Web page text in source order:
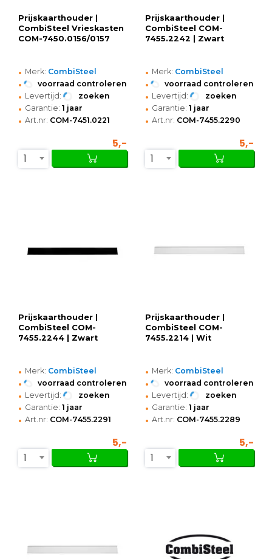
Prijskaarthouder |
CombiSteel Vrieskasten
COM-7450.0156/0157
• Merk: CombiSteel
• voorraad controleren
• Levertijd: zoeken
• Garantie: 1 jaar
• Art.nr: COM-7451.0221
5,-
1
Prijskaarthouder |
CombiSteel COM-
7455.2242 | Zwart
• Merk: CombiSteel
• voorraad controleren
• Levertijd: zoeken
• Garantie: 1 jaar
• Art.nr: COM-7455.2290
5,-
1
Prijskaarthouder |
CombiSteel COM-
7455.2244 | Zwart
• Merk: CombiSteel
• voorraad controleren
• Levertijd: zoeken
• Garantie: 1 jaar
• Art.nr: COM-7455.2291
5,-
1
Prijskaarthouder |
CombiSteel COM-
7455.2214 | Wit
• Merk: CombiSteel
• voorraad controleren
• Levertijd: zoeken
• Garantie: 1 jaar
• Art.nr: COM-7455.2289
5,-
1